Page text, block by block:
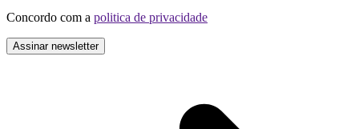
Concordo com a politica de privacidade